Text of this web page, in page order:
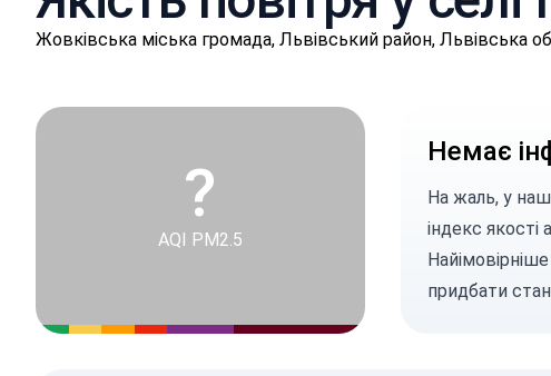
Жoвківськa міська громада, Львівський район, Львівська
?
AQI PM2.5
Немає
На жаль, у
індекс якості
придбати